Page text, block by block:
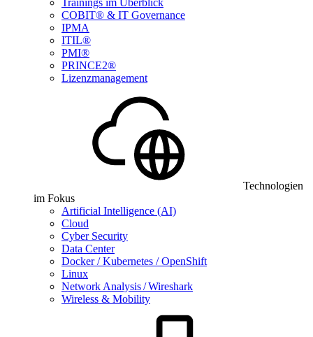
Trainings im Überblick
COBIT® & IT Governance
IPMA
ITIL®
PMI®
PRINCE2®
Lizenzmanagement
Technologien
im Fokus
Artificial Intelligence (AI)
Cloud
Cyber Security
Data Center
Docker / Kubernetes / OpenShift
Linux
Network Analysis / Wireshark
Wireless & Mobility